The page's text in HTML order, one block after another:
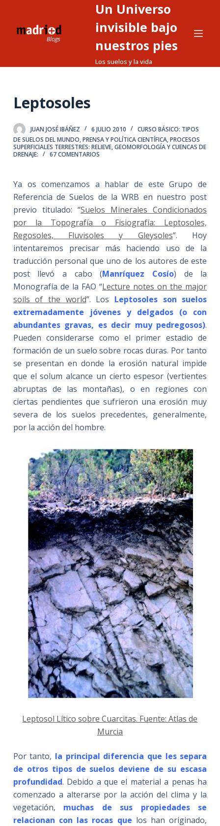
o
n
d
o
Un Universo
invisible bajo
nuestros pies
Los suelos y la vida
Leptosoles
JUAN JOSÉ IBÁÑEZ 6 JULIO 2010
CURSO BÁSICO: TIPOS
DE SUELOS DEL MUNDO,PRENSA Y POLÍTICA CIENTÍFICA,PROCESOS
SUPERFICIALES TERRESTRES: RELIEVE, GEOMORFOLOGÍA Y CUENCAS DE
DRENAJE:
67 COMENTARIOS
Ya os comenzamos a hablar de este Grupo de
Referencia de Suelos de la WRB en nuestro post
previo titulado: “Suelos Minerales Condicionados
por la Topografía o Fisiografía: Leptosoles,
Regosoles, Fluvisoles y Gleysoles”. Hoy
intentaremos precisar más haciendo uso de la
traducción personal que uno de los autores de este
post llevó a cabo (Manríquez Cosío) de la
Monografía de la FAO “Lecture notes on the major
soils of the world”. Los Leptosoles son suelos
extremadamente jóvenes y delgados (o con
abundantes gravas, es decir muy pedregosos).
Pueden considerarse como el primer estadio de
formación de un suelo sobre rocas duras. Por tanto
se presentan en donde la erosión natural impide
que el solum alcance un cierto espesor (vertientes
abruptas de las montañas), o en regiones con
ciertas pendientes que sufrieron una erosión muy
severa de los suelos precedentes, generalmente,
por la acción del hombre.
Leptosol Lítico sobre Cuarcitas. Fuente: Atlas de
Murcia
Por tanto, la principal diferencia que les separa
de otros tipos de suelos deviene de su escasa
profundidad. Debido a que el material a penas ha
comenzado a alterarse por la acción del clima y la
vegetación, muchas de sus propiedades se
relacionan con las rocas que los han originado,